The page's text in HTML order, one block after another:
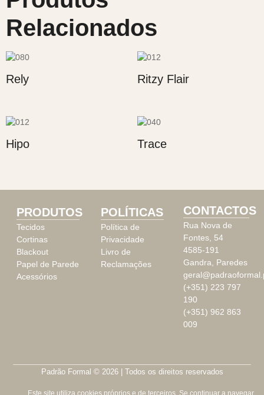
Relacionados
Rely Ritzy Flair
Hipo Trace
PRODUTOS
Tecidos
Cortinas
Blackout
Papel de Parede
Acessórios
POLÍTICAS
Política de
Privacidade
Livro de
Reclamações
CONTACTOS
Rua Nova de
Fontes, 54
4585-191
Gandra, Paredes
(+351) 223 797
190
(+351) 962 863
009
Padrão Formal © 2026 | Todos os direitos reservados
Este site utiliza cookies próprios e de terceiros. Se continuar a navegar,